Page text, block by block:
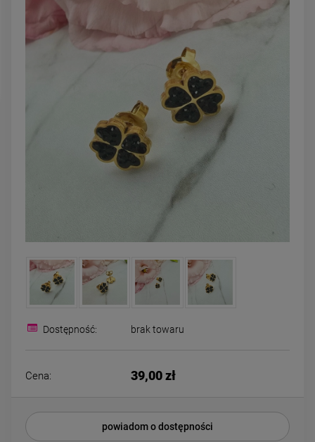
DO KOSZYKA
Kolczyki STAL
CHIRURGICZNA bigiel
kryształek
44,00 zł
CHIRURGICZNA
Dostępność: brak towaru
Cena: 39,00 zł
powiadom o dostępności